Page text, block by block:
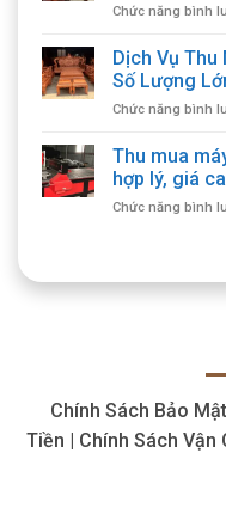
Chức năng bình
Dịch Vụ Thu
Số Lượng
Chức năng bình
Thu mua
hợp lý, giá
Chức năng bình
Chính Sách Bảo
Tiền | Chính Sách Vận